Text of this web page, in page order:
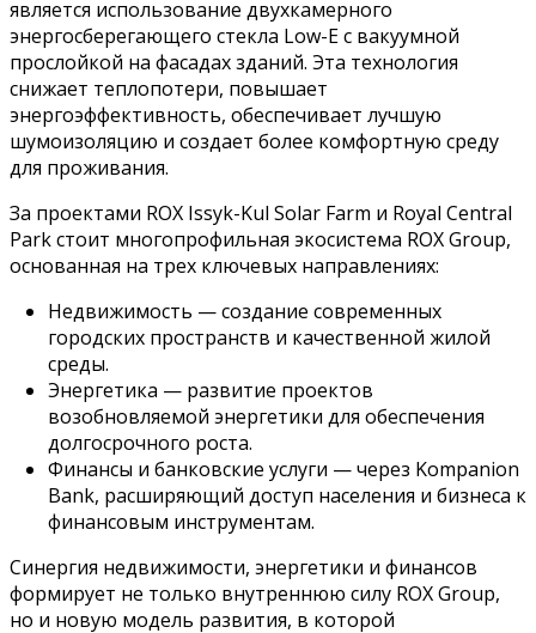
является использование двухкамерного
энергосберегающего стекла Low-E с вакуумной
прослойкой на фасадах зданий. Эта технология
снижает теплопотери, повышает
энергоэффективность, обеспечивает лучшую
шумоизоляцию и создает более комфортную среду
для проживания.
За проектами ROX Issyk-Kul Solar Farm и Royal Central
Park стоит многопрофильная экосистема ROX Group,
основанная на трех ключевых направлениях:
Недвижимость — создание современных
городских пространств и качественной жилой
среды.
Энергетика — развитие проектов
возобновляемой энергетики для обеспечения
долгосрочного роста.
Финансы и банковские услуги — через Kompanion
Bank, расширяющий доступ населения и бизнеса к
финансовым инструментам.
Синергия недвижимости, энергетики и финансов
формирует не только внутреннюю силу ROX Group,
но и новую модель развития, в которой